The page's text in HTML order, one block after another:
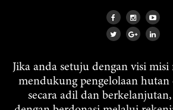
Jika anda setuju dengan visi
mendukung pengelolaan
secara adil dan